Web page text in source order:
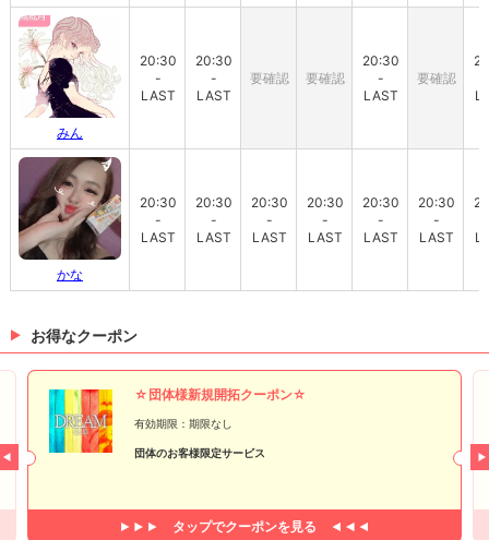
みん
20:30
-
LAST
20:30
-
LAST
要確認 要確認
20:30
-
LAST
要確認
かな
20:30
-
LAST
20:30
-
LAST
20:30
-
LAST
20:30
-
LAST
20:30
-
LAST
20:30
-
LAST
お得なクーポン
☆団体様新規開拓クーポン☆
有効期限：期限なし
団体のお客様限定サービス
タップでクーポンを見る